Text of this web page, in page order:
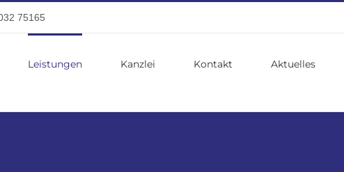
75165
Leistungen Kanzlei Kontakt Aktuelles